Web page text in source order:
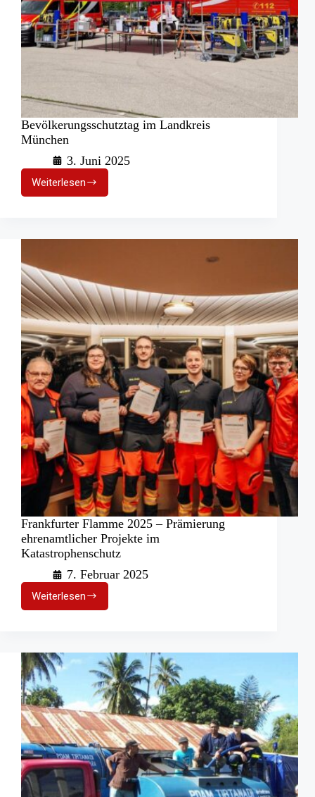
Bevölkerungsschutztag im Landkreis
München
3. Juni 2025
WeiterlesenBevölkerungsschutztag
im
Frankfurter Flamme 2025 – Prämierung
ehrenamtlicher Projekte im
Katastrophenschutz
7. Februar 2025
WeiterlesenFrankfurter
Flamme
Prämierung
ehrenamtlicher
Projekte
Katastrophenschutz